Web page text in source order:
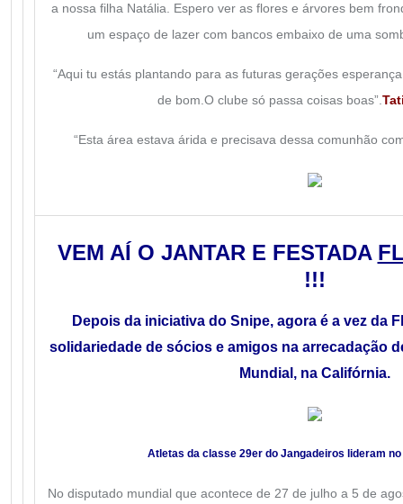
a nossa filha Natália. Espero ver as flores e árvores bem
um espaço de lazer com bancos embaixo de uma
“Aqui tu estás plantando para as futuras gerações
de bom.O clube só passa coisas boas”.
“Esta área estava árida e precisava dessa comunhão
VEM AÍ O JANTAR E FESTADA
!!!
Depois da iniciativa do Snipe, agora é a vez da
solidariedade de sócios e amigos na arrecadação
Mundial, na Califórnia.
Atletas da classe 29er do Jangadeiros lideram
No disputado mundial que acontece de 27 de julho a 5 de